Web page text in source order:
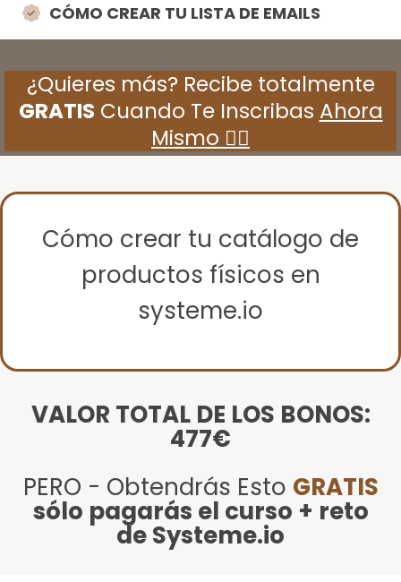
CÓMO CREAR TU LISTA DE EMAILS
¿Quieres más? Recibe totalmente
GRATIS Cuando Te Inscribas Ahora
Mismo 👇🏻
Cómo crear tu catálogo de
productos físicos en
systeme.io
VALOR TOTAL DE LOS BONOS:
477€
PERO - Obtendrás Esto GRATIS
sólo pagarás el curso + reto
de Systeme.io